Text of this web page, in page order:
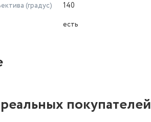
(градус)
140
есть
покупателей